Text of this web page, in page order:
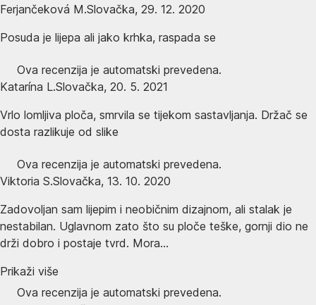
Ferjančeková M.Slovačka, 29. 12. 2020
Posuda je lijepa ali jako krhka, raspada se
Ova recenzija je automatski prevedena.
Katarína L.Slovačka, 20. 5. 2021
Vrlo lomljiva ploča, smrvila se tijekom sastavljanja. Držač se
dosta razlikuje od slike
Ova recenzija je automatski prevedena.
Viktoria S.Slovačka, 13. 10. 2020
Zadovoljan sam lijepim i neobičnim dizajnom, ali stalak je
nestabilan. Uglavnom zato što su ploče teške, gornji dio ne
drži dobro i postaje tvrd. Mora...
Prikaži više
Ova recenzija je automatski prevedena.